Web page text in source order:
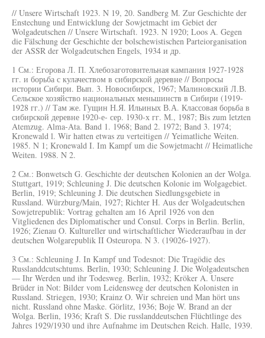
// Unsere Wirtschaft 1923. N 19, 20. Sandberg М. Zur Geschichte der
Enstechung und Entwicklung der Sowjetmacht im Gebiet der
Wolgadeutschen // Unsere Wirtschaft. 1923. N 1920; Loos A. Gegen
die Fälschung der Geschichte der bolschewistischen Parteiorganisation
der ASSR der Wolgadeutschen Engels, 1934 и др.
1 См.: Егорова Л. П. Хлебозаготовительная кампания 1927-1928
гг. и борьба с кулачеством в сибирской деревне // Вопросы
истории Сибири. Вып. 3. Новосибирск, 1967; Малиновский Л.В.
Сельское хозяйство национальных меньшинств в Сибири (1919-
1928 гг.) // Там же. Гущин Н.Я. Ильиных В.А. Классовая борьба в
сибирской деревне 1920-е- сер. 1930-х гг. М., 1987; Bis zum letzten
Atemzug. Alma-Ata. Band 1. 1968; Band 2. 1972; Band 3. 1974;
Kronewald l. Wir hatten etwas zu verteitigen // Yeimatliche Weiten.
1985. N 1; Kronewald I. Im Kampf um die Sowjetmacht // Heimatliche
Weiten. 1988. N 2.
2 См.: Bonwetsch G. Geschichte der deutschen Kolonien an der Wolga.
Stuttgart, 1919; Schleuning J. Die deutschen Kolonie im Wolgagebiet.
Berlin, 1919; Schleuning J. Die deutschen Siedlungsgebiete in
Russland. Würzburg/Main, 1927; Richter H. Aus der Wolgadeutschen
Sowjetrepublik: Vortrag gehalten am 16 April 1926 von den
Vitgliedenen des Diplomatischer und Consul. Corps in Berlin. Berlin,
1926; Zienau O. Kultureller und wirtschaftlicher Wiederaufbau in der
deutschen Wolgarepublik II Osteuropa. N 3. (19026-1927).
3 См.: Schleuning J. In Kampf und Todesnot: Die Tragödie des
Russlanddcutschtums. Berlin, 1930; Schleuning J. Die Wolgadeutschen
— Ihr Werden und ihr Todesweg. Berlin, 1932; Kröker A. Unsere
Brüder in Not: Bilder vom Leidensweg der deutschen Kolonisten in
Russland. Striegen, 1930; Krainz O. Wir schreien und Man hört uns
nicht. Russland ohne Maske. Görlitz, 1936; Boje W. Brand an der
Wolga. Berlin, 1936; Kraft S. Die russlanddeutschen Flüchtlinge des
Jahres 1929/1930 und ihre Aufnahme im Deutschen Reich. Halle, 1939.